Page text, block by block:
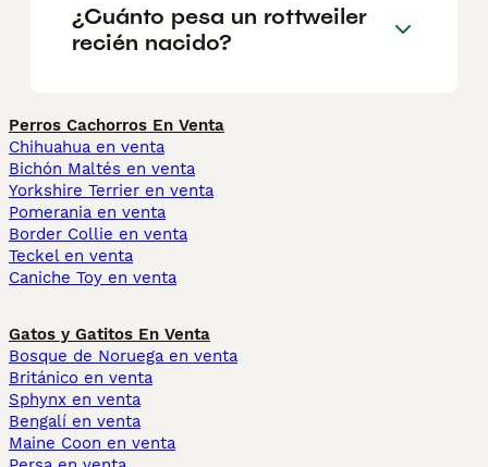
¿Cuánto pesa un rottweiler
recién nacido?
Perros Cachorros En Venta
Chihuahua en venta
Bichón Maltés en venta
Yorkshire Terrier en venta
Pomerania en venta
Border Collie en venta
Teckel en venta
Caniche Toy en venta
Gatos y Gatitos En Venta
Bosque de Noruega en venta
Británico en venta
Sphynx en venta
Bengalí en venta
Maine Coon en venta